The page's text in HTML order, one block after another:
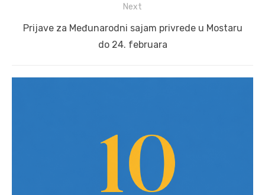
Next
Next
Prijave za Međunarodni sajam privrede u Mostaru
do 24. februara